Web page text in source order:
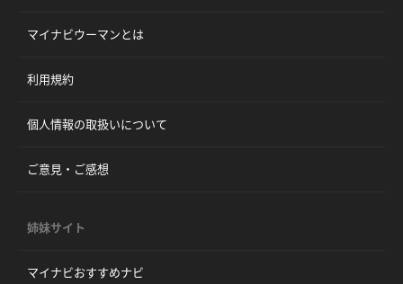
マイナビウーマンとは
利用規約
個人情報の取扱いについて
ご意見・ご感想
姉妹サイト
マイナビおすすめナビ